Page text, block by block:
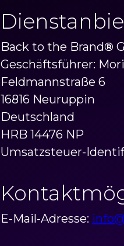
Back to the Brand®
Geschäftsführer:
Feldmannstraße 6
16816 Neuruppin
Deutschland
HRB 14476 NP
Umsatzsteuer-
E-Mail-Adresse: